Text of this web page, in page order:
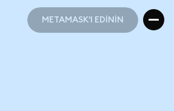
METAMASK'I EDİNİN